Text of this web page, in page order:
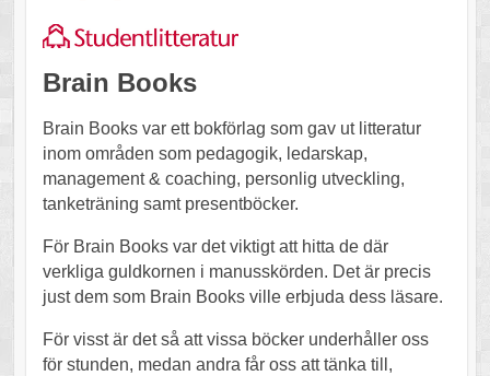
Brain Books
Brain Books var ett bokförlag som gav ut litteratur
inom områden som pedagogik, ledarskap,
management & coaching, personlig utveckling,
tanketräning samt presentböcker.
För Brain Books var det viktigt att hitta de där
verkliga guldkornen i manusskörden. Det är precis
just dem som Brain Books ville erbjuda dess läsare.
För visst är det så att vissa böcker underhåller oss
för stunden, medan andra får oss att tänka till,